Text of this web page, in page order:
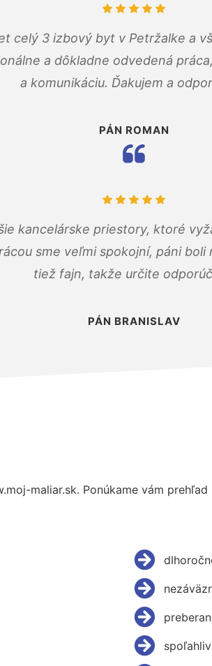
celý 3 izbový byt v Petržalke a
a dôkladne odvedená
a komunikáciu. Ďakujem a
PÁN ROMAN
kancelárske priestory, ktoré
sme veľmi spokojní, páni
tiež fajn, takže určite
PÁN BRANISLAV
maliar.sk. Ponúkame vám